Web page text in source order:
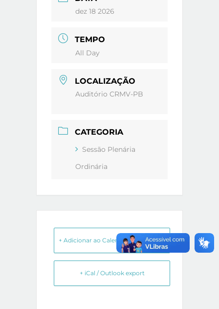
dez 18 2026
TEMPO
All Day
LOCALIZAÇÃO
Auditório CRMV-PB
CATEGORIA
Sessão Plenária
Ordinária
+ Adicionar ao Calendário do Google
+ iCal / Outlook export